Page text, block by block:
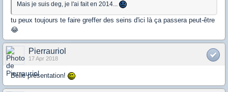
Mais je suis deg, je l'ai fait en 2014...
tu peux toujours te faire greffer des seins d'ici là ça passera peut-être
😂
Pierrauriol
17 Apr 2018
Belle présentation!